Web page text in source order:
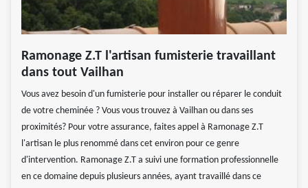
Ramonage Z.T l'artisan fumisterie travaillant
dans tout Vailhan
Vous avez besoin d'un fumisterie pour installer ou réparer le conduit
de votre cheminée ? Vous vous trouvez à Vailhan ou dans ses
proximités? Pour votre assurance, faites appel à Ramonage Z.T
l'artisan le plus renommé dans cet environ pour ce genre
d'intervention. Ramonage Z.T a suivi une formation professionnelle
en ce domaine depuis plusieurs années, ayant travaillé dans ce